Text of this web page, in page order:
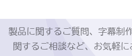
製品に関するご質問、字幕制
関するご相談など、お気軽